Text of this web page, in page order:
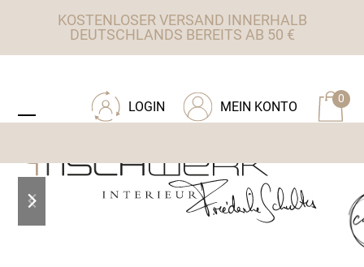
KOSTENLOSER VERSAND INNERHALB
DEUTSCHLANDS BEREITS AB 50 €
0
MEIN KONTO
LOGIN
mobile
mobile
slide
slide